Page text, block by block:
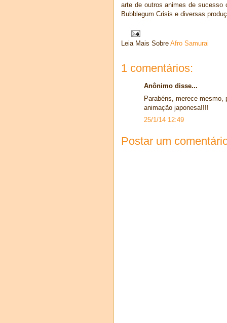
arte de outros animes de sucesso
Bubblegum Crisis e diversas
Leia Mais Sobre Afro Samurai
1 comentários:
Anônimo disse...
Parabéns, merece mesmo,
animação japonesa!!!!
25/1/14 12:49
Postar um